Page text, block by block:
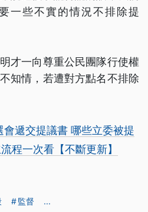
一些不實的情況不排除提
才一向尊重公民團隊行使權
知情，若遭對方點名不排除
遞交提議書 哪些立委被提
程一次看【不斷更新】
監督 ...